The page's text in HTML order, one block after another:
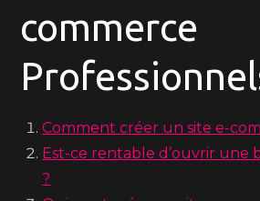
commerce
Comment créer un site e-
Est-ce rentable d’ouvrir une
?